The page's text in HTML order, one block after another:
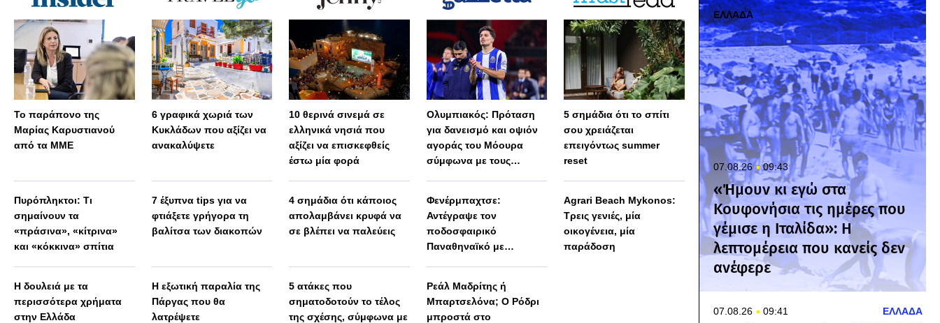
Το παράπονο της
Μαρίας Καρυστιανού
από τα ΜΜΕ
Πυρόπληκτοι: Τι
σημαίνουν τα
«πράσινα», «κίτρινα»
και «κόκκινα» σπίτια
Η δουλειά με τα
περισσότερα χρήματα
στην Ελλάδα
6 γραφικά χωριά των
Κυκλάδων που αξίζει να
ανακαλύψετε
7 έξυπνα tips για να
φτιάξετε γρήγορα τη
βαλίτσα των διακοπών
Η εξωτική παραλία της
Πάργας που θα
λατρέψετε
10 θερινά σινεμά σε
ελληνικά νησιά που
αξίζει να επισκεφθείς
έστω μία φορά
4 σημάδια ότι κάποιος
απολαμβάνει κρυφά να
σε βλέπει να παλεύεις
5 ατάκες που
σηματοδοτούν το τέλος
της σχέσης, σύμφωνα με
Ολυμπιακός: Πρόταση
για δανεισμό και οψιόν
αγοράς του Μόουρα
σύμφωνα με τους
Φενέρμπαχτσε:
Αντέγραψε τον
ποδοσφαιρικό
Παναθηναϊκό με
Ρεάλ Μαδρίτης ή
Μπαρτσελόνα; Ο Ρόδρι
μπροστά στο
5 σημάδια ότι το σπίτι
σου χρειάζεται
επειγόντως summer
reset
Agrari Beach Mykonos:
Τρεις γενιές, μία
οικογένεια, μία
παράδοση
ΕΛΛΑΔΑ
07.08.26 09:43
«Ήμουν κι εγώ στα
Κουφονήσια τις ημέρες που
γέμισε η Ιταλίδα»: Η
λεπτομέρεια που κανείς δεν
ανέφερε
07.08.26 09:41 ΕΛΛΑΔΑ